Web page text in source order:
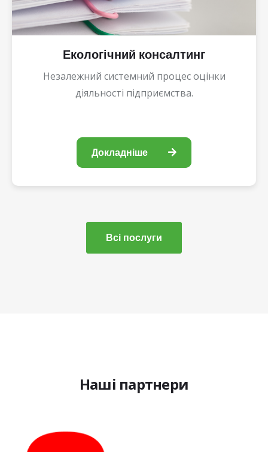
Екологічний консалтинг
Незалежний системний процес оцінки
діяльності підприємства.
Докладніше
Всі послуги
Наші партнери